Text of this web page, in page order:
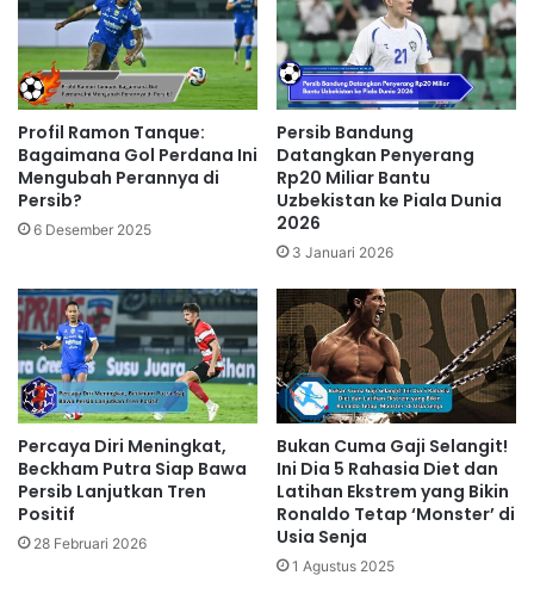
Profil Ramon Tanque:
Bagaimana Gol Perdana Ini
Mengubah Perannya di
Persib?
6 Desember 2025
Persib Bandung
Datangkan Penyerang
Rp20 Miliar Bantu
Uzbekistan ke Piala Dunia
2026
3 Januari 2026
Percaya Diri Meningkat,
Beckham Putra Siap Bawa
Persib Lanjutkan Tren
Positif
28 Februari 2026
Bukan Cuma Gaji Selangit!
Ini Dia 5 Rahasia Diet dan
Latihan Ekstrem yang Bikin
Ronaldo Tetap ‘Monster’ di
Usia Senja
1 Agustus 2025